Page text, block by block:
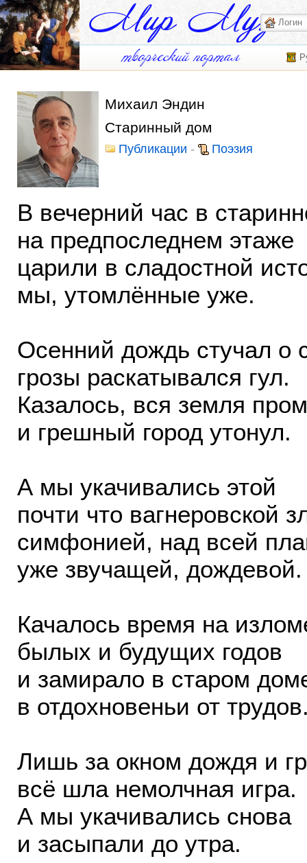
Михаил Эндин
Старинный дом
Публикации - Поэзия
В вечерний час в
на предпоследнем этаже
царили в сладостной
мы, утомлённые уже.
Осенний дождь стучал о
грозы раскатывался гул.
Казалось, вся земля
и грешный город утонул.
А мы укачивались этой
почти что вагнеровской
симфонией, над всей
уже звучащей, дождевой.
Качалось время на
былых и будущих годов
и замирало в старом
в отдохновеньи от
Лишь за окном дождя и
всё шла немолчная игра.
А мы укачивались снова
и засыпали до утра.